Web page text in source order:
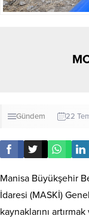
Gündem 22
Manisa Büyükşehir
İdaresi (MASKİ)
kaynaklarını